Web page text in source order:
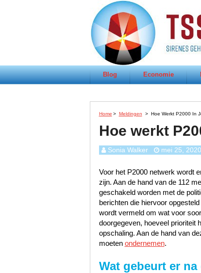
Blog Economie
Home > Meldingen > Hoe Werkt P2000 In
Hoe werkt
Sonia Walker mei 25, 2020
Voor het P2000 netwerk wordt
zijn. Aan de hand van de 112
geschakeld worden met de
berichten die hiervoor
wordt vermeld om wat voor
doorgegeven, hoeveel prioriteit
opschaling. Aan de hand van
moeten ondernemen.
Wat gebeurt er